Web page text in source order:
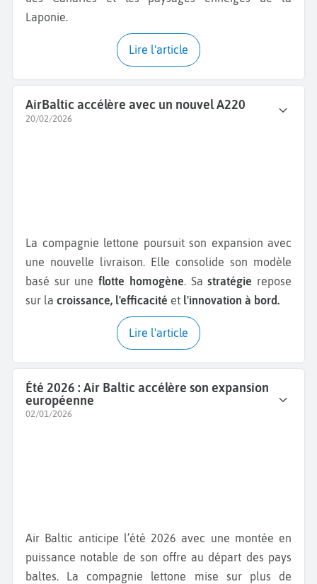
Laponie.
Lire l'article
AirBaltic accélère avec un nouvel A220
20/02/2026
La compagnie lettone poursuit son expansion avec
une nouvelle livraison. Elle consolide son modèle
basé sur uneflotte homogène. Sastratégie repose
sur la croissance, l'efficacité et l'innovation à bord.
Lire l'article
Été 2026 : Air Baltic accélère son expansion
européenne
02/01/2026
Air Baltic anticipe l’été 2026 avec une montée en
puissance notable de son offre au départ des pays
baltes. La compagnie lettone mise sur plus de